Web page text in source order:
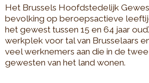
Het Brussels Hoofdstedelijk
bevolking op beroepsactieve
het gewest tussen 15 en 64 jaar
werkplek voor tal van Brusselaars
veel werknemers aan die in de
gewesten van het land wonen.